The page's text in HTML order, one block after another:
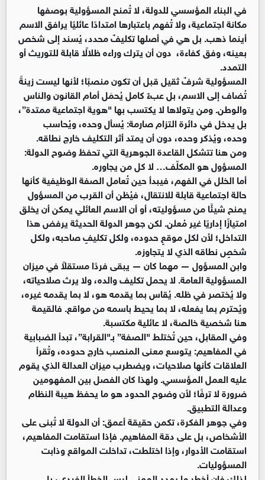
في البناء المؤسسي للدولة، لا تُمنح المسؤولية بوصفها
مكانة اجتماعية، ولا تُفهم باعتبارها امتدادًا عائليًا يرافق الاسم
أينما ذهب. بل هي في أصلها تكليفٌ محدد، يُسند إلى شخص
بعينه، وفق كفاءة، دون أن يترك وراءه ظلالًا قابلة للتوريث أو
التمدد.
المسؤولية شرفٌ ثقيل قبل أن تكون منصبًا؛ لأنها ليست زينةً
تُضاف إلى الاسم، بل عبءٌ كامل يُحمَل أمام القانون والناس
والوطن. ومن يتولاها لا يكتسب بها "هوية اجتماعية ممتدة”،
بل يدخل في دائرة التزام صارمة: يُسأل وحده، ويُحاسب
وحده، ويُذكر وحده، دون أن يمتد أثر التكليف خارج نطاقه.
ومن هنا تتشكل القاعدة الجوهرية التي تحفظ وضوح الدولة:
المسؤول هو المكلّف… لا كل من يجاوره.
أما الخلل في الفهم، فيبدأ حين تُعامل الصفة الوظيفية كأنها
حالة اجتماعية قابلة للانتقال، فيُظن أن القرب من المسؤول
يمنح شيئًا من مسؤوليته، أو أن الاسم العائلي يمكن أن يخلق
امتيازًا إداريًا غير مُعلن. لكن جوهر الدولة الحديثة يرفض هذا
التداخل؛ لأن لكل موقعٍ حدوده، ولكل تكليفٍ صاحبه، ولكل
شخصٍ نطاقه الذي لا يتجاوزه.
وابن المسؤول — مهما كان — يبقى فردًا مستقلاً في ميزان
المسؤولية العامة. لا يحمل تكليف والده، ولا يرث صلاحياته،
ولا يُختصر في ظله. يُقاس بما يقدمه هو، لا بما يقدمه غيره،
ويُحترم بما يفعله، لا بما يحيط باسمه من مواقع. فالقيمة
هنا شخصية خالصة، لا عائلية مكتسبة.
وفي المقابل، حين تُختلط "الصفة” بـ"القرابة”، تبدأ الضبابية
في المفاهيم: يتوسع معنى المنصب خارج حدوده، وتُقرأ
العلاقات كأنها صلاحيات، ويضطرب ميزان العدالة الذي يقوم
عليه العمل المؤسسي. ولهذا كان الفصل بين المفهومين
ضرورة لا ترفًا؛ لأن وضوح الحدود هو ما يحفظ هيبة النظام
وعدالة التطبيق.
وفي جوهر الفكرة، تكمن حقيقة أعمق: أن الدولة لا تُبنى على
الأشخاص، بل على دقة المفاهيم. فإذا استقامت المفاهيم،
استقامت الأدوار، وإذا اختلطت، تداخلت المواقع وذابت
المسؤوليات.